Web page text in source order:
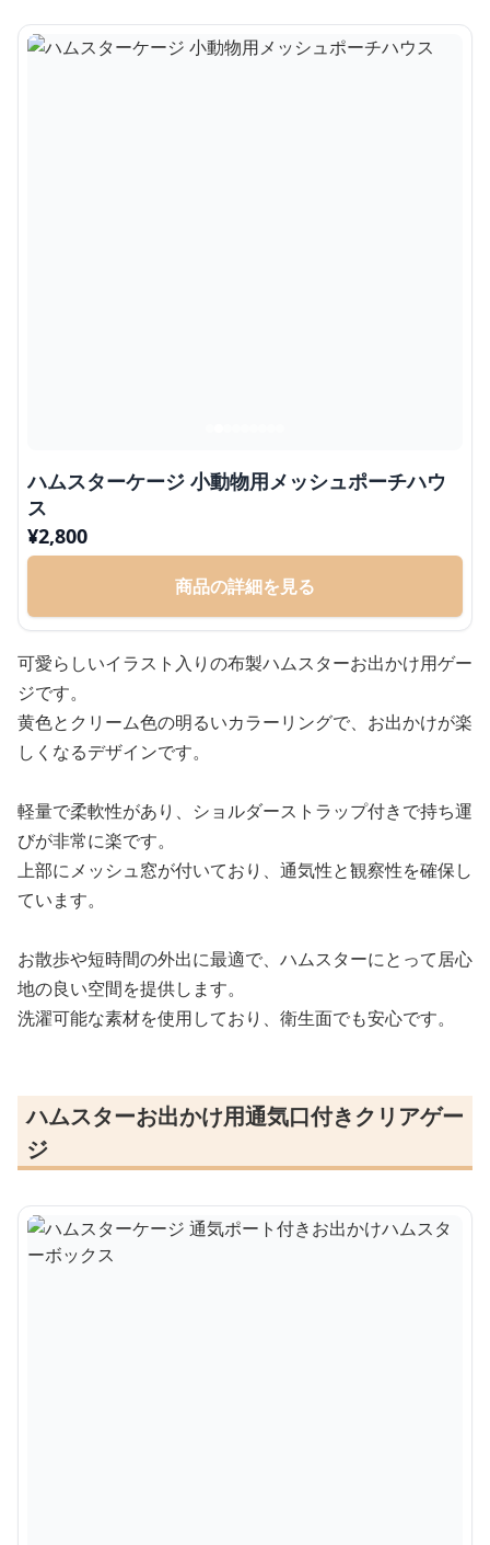
ハムスターケージ 小動物用メッシュポーチハウ
ス
¥2,800
商品の詳細を見る
可愛らしいイラスト入りの布製ハムスターお出かけ用ゲー
ジです。
黄色とクリーム色の明るいカラーリングで、お出かけが楽
しくなるデザインです。
軽量で柔軟性があり、ショルダーストラップ付きで持ち運
びが非常に楽です。
上部にメッシュ窓が付いており、通気性と観察性を確保し
ています。
お散歩や短時間の外出に最適で、ハムスターにとって居心
地の良い空間を提供します。
洗濯可能な素材を使用しており、衛生面でも安心です。
ハムスターお出かけ用通気口付きクリアゲー
ジ